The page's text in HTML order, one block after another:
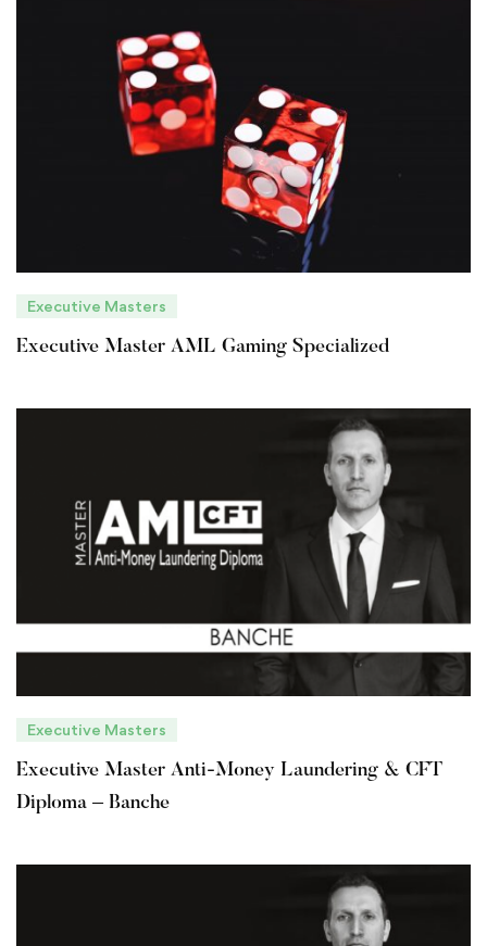
Executive Masters
Executive Master AML Gaming Specialized
Executive Masters
Executive Master Anti-Money Laundering & CFT
Diploma – Banche